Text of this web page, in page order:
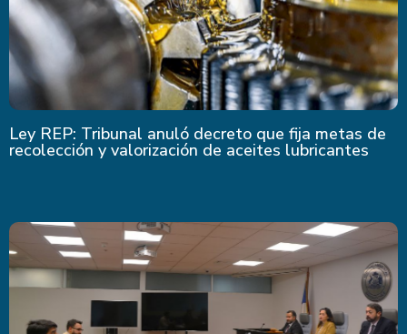
Ley REP: Tribunal anuló decreto que fija metas de
recolección y valorización de aceites lubricantes